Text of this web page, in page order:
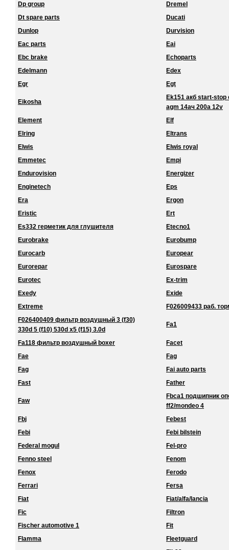
Dp group
Dremel
Dt spare parts
Ducati
Dunlop
Durvision
Eac parts
Eai
Ebc brake
Echoparts
Edelmann
Edex
Egr
Egt
Eikosha
Ek151 акб start-
agm 14ач 200a 12v
Element
Elf
Elring
Eltrans
Elwis
Elwis royal
Emmetec
Empi
Endurovision
Energizer
Enginetech
Eps
Era
Ergon
Eristic
Ert
Es332 герметик для глушителя
Etecno1
Eurobrake
Eurobump
Eurocarb
Europear
Eurorepar
Eurospare
Eurotec
Ex-trim
Exedy
Exide
Extreme
F026009433 раб.
F026400409 фильтр воздушный 3 (f30)
330d 5 (f10) 530d x5 (f15) 3.0d
Fa1
Fa118 фильтр воздушный boxer
Facet
Fae
Fag
Fag
Fai auto parts
Fast
Father
Faw
Fbca1 подшипник
ff2/mondeo 4
Fbj
Febest
Febi
Febi bilstein
Federal mogul
Fel-pro
Fenno steel
Fenom
Fenox
Ferodo
Ferrari
Fersa
Fiat
Fiat/alfa/lancia
Fic
Filtron
Fischer automotive 1
Fit
Flamma
Fleetguard